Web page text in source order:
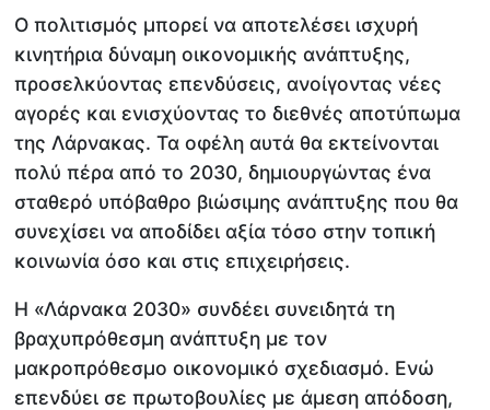
Ο πολιτισμός μπορεί να αποτελέσει ισχυρή
κινητήρια δύναμη οικονομικής ανάπτυξης,
προσελκύοντας επενδύσεις, ανοίγοντας νέες
αγορές και ενισχύοντας το διεθνές αποτύπωμα
της Λάρνακας. Τα οφέλη αυτά θα εκτείνονται
πολύ πέρα από το 2030, δημιουργώντας ένα
σταθερό υπόβαθρο βιώσιμης ανάπτυξης που θα
συνεχίσει να αποδίδει αξία τόσο στην τοπική
κοινωνία όσο και στις επιχειρήσεις.
Η «Λάρνακα 2030» συνδέει συνειδητά τη
βραχυπρόθεσμη ανάπτυξη με τον
μακροπρόθεσμο οικονομικό σχεδιασμό. Ενώ
επενδύει σε πρωτοβουλίες με άμεση απόδοση,